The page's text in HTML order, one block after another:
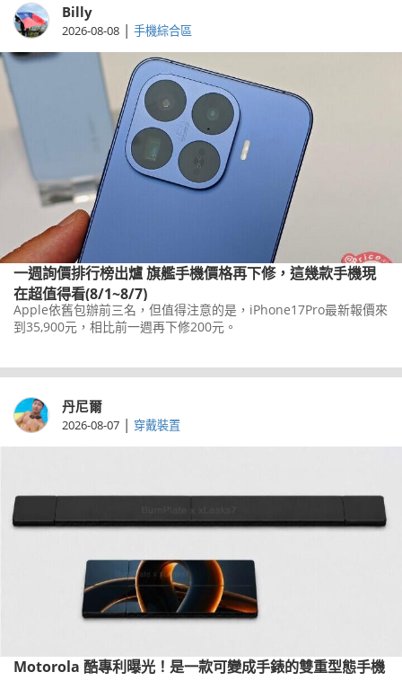
Billy
2026-08-08 | 手機綜合區
一週詢價排行榜出爐 旗艦手機價格再下修，這幾款手機現
在超值得看(8/1~8/7)
Apple依舊包辦前三名，但值得注意的是，iPhone17Pro最新報價來
到35,900元，相比前一週再下修200元。
丹尼爾
2026-08-07 | 穿戴裝置
Motorola 酷專利曝光！是一款可變成手錶的雙重型態手機